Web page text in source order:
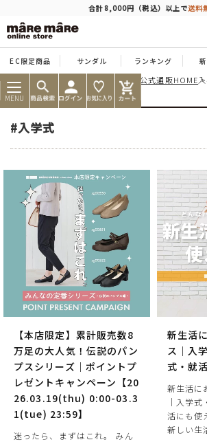
合計8,000円（税込）以上で送料
EC限定商品 サンダル ランキング
MENU
痛くならない靴ならマーレマーレ公式通販HOME
#入学式
【本店限定】累計販売数8
万足の大人気！伝説のパン
プスシリーズ｜ポイントプ
レゼントキャンペーン【20
26.03.19(thu) 0:00-03.3
1(tue) 23:59】
迷ったら、まずはこれ。 みん
新生活
ス｜入
式・就
新生活に
｜入学
活にも
新しい生
商品を探す
人気ワード #コンフォート #パンプス #スニーカ
タイプ
カテゴリー
特徴
ブランド
カラー